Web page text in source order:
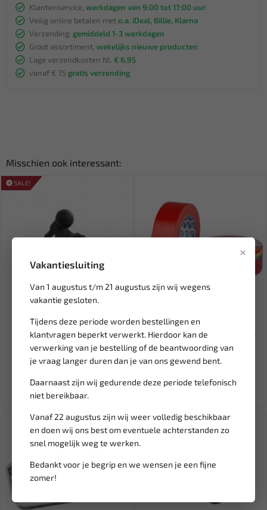
×
Vakantiesluiting
Van 1 augustus t/m 21 augustus zijn wij wegens
vakantie gesloten.
Tijdens deze periode worden bestellingen en
klantvragen beperkt verwerkt. Hierdoor kan de
verwerking van je bestelling of de beantwoording van
je vraag langer duren dan je van ons gewend bent.
Daarnaast zijn wij gedurende deze periode telefonisch
niet bereikbaar.
Vanaf 22 augustus zijn wij weer volledig beschikbaar
en doen wij ons best om eventuele achterstanden zo
snel mogelijk weg te werken.
Bedankt voor je begrip en we wensen je een fijne
zomer!
Klantenservice, werkdagen van 9:00 tot 17:00 uur
Veilig online betalen met o.a. iDeal, Billie, Klarna
Verzending: gemiddeld 1-3 werkdagen
Groot assortiment, wekelijks nieuwe producten
Lage verzendkosten NL € 6,95
vanaf € 75 gratis verzending
Misschien ook interessant:
SALE!
Leverbaar
WEBER TOOLS Speciaal
gereedschap t.b.v. 1.6 & 2.0...
15,32
18,03
HPX 6200 Repair Duct tape
rood 48mm x 25 meter CR5...
9,95
SALE!